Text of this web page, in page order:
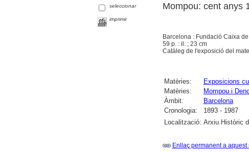
seleccionar
imprimir
Mompou: cent anys
Barcelona : Fundació Caixa
59 p. : il. ; 23 cm
Catàleg de l'exposició del
Matèries: Exposicions
Matèries:
Mompou i
Àmbit:
Barcelona
Cronologia:
1893 - 1987
Localització: Arxiu Històric
Enllaç permanent a aquest